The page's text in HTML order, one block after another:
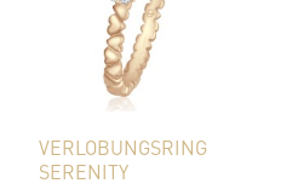
VERLOBUNGSRING
SERENITY